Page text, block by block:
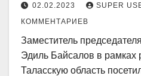
02.02.2023 SUPER
КОММЕНТАРИЕВ
Заместитель
Эдиль Байсалов в рамках
Таласскую область